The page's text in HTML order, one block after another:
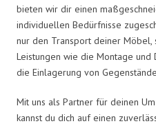
bieten wir dir einen
individuellen Bedürfnisse
nur den Transport deiner
Leistungen wie die Montage
die Einlagerung von
Mit uns als Partner für deinen
kannst du dich auf einen